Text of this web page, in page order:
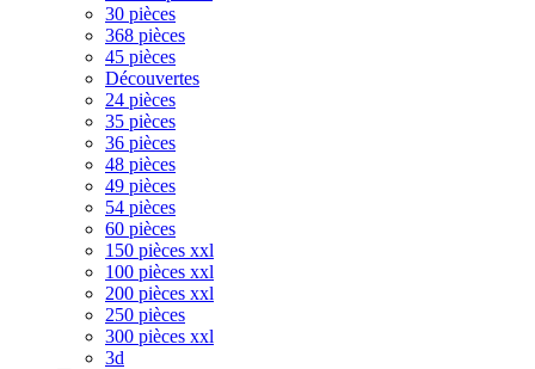
30 pièces
368 pièces
45 pièces
Découvertes
24 pièces
35 pièces
36 pièces
48 pièces
49 pièces
54 pièces
60 pièces
150 pièces xxl
100 pièces xxl
200 pièces xxl
250 pièces
300 pièces xxl
3d